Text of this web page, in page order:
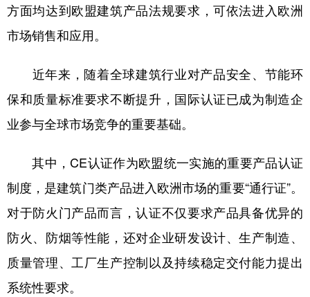
方面均达到欧盟建筑产品法规要求，可依法进入欧洲
市场销售和应用。
近年来，随着全球建筑行业对产品安全、节能环
保和质量标准要求不断提升，国际认证已成为制造企
业参与全球市场竞争的重要基础。
其中，CE认证作为欧盟统一实施的重要产品认证
制度，是建筑门类产品进入欧洲市场的重要“通行证”。
对于防火门产品而言，认证不仅要求产品具备优异的
防火、防烟等性能，还对企业研发设计、生产制造、
质量管理、工厂生产控制以及持续稳定交付能力提出
系统性要求。